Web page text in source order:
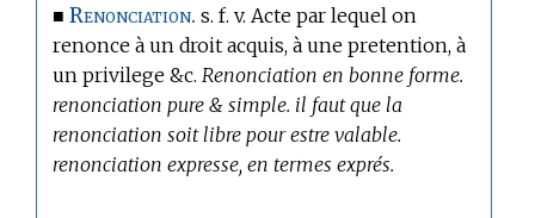
■Renonciation. s. f. v. Acte par lequel on
renonce à un droit acquis, à une pretention, à
un privilege &c. Renonciation en bonne forme.
renonciation pure & simple. il faut que la
renonciation soit libre pour estre valable.
renonciation expresse, en termes exprés.